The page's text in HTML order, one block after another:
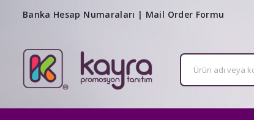
Banka Hesap Numaraları | Mail Order Formu